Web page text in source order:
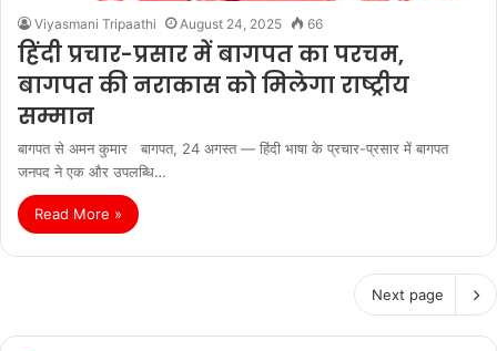
Viyasmani Tripaathi August 24, 2025 66
हिंदी प्रचार-प्रसार में बागपत का परचम,
बागपत की नराकास को मिलेगा राष्ट्रीय
सम्मान
बागपत से अमन कुमार बागपत, 24 अगस्त — हिंदी भाषा के प्रचार-प्रसार में बागपत
जनपद ने एक और उपलब्धि…
Read More »
Next page